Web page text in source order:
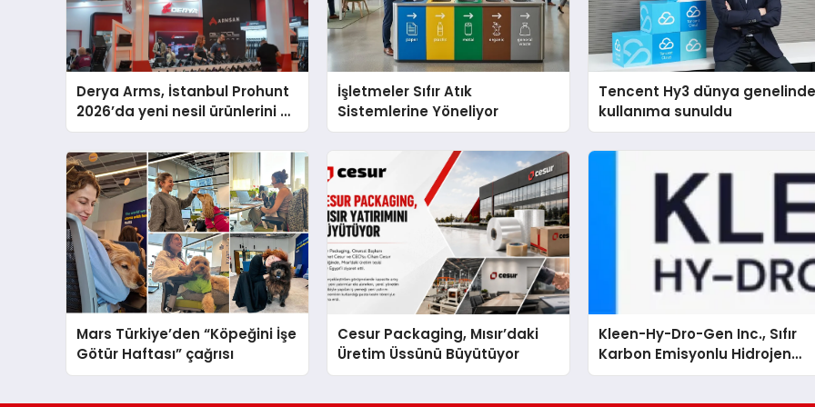
Derya Arms, İstanbul Prohunt
2026’da yeni nesil ürünlerini ve
global marka vizyonunu
sergiledi
İşletmeler Sıfır Atık
Sistemlerine Yöneliyor
Tencent Hy3 dünya
kullanıma sunuldu
Mars Türkiye’den “Köpeğini İşe
Götür Haftası” çağrısı
Cesur Packaging, Mısır’daki
Üretim Üssünü Büyütüyor
Kleen-Hy-Dro-Gen Inc., Sıfır
Karbon Emisyonlu Hidrojen
Isıtma Teknolojisinde ISO ve